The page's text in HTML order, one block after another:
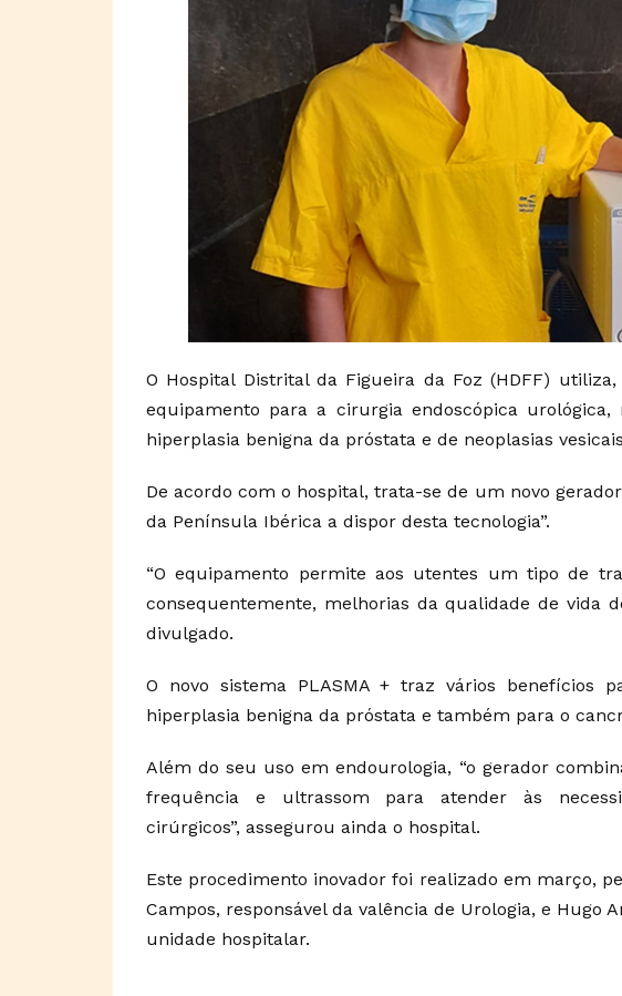
O Hospital Distrital da Figueira da Foz (HDFF)
equipamento para a cirurgia endoscópica
hiperplasia benigna da próstata e de neoplasias
De acordo com o hospital, trata-se de um novo
da Península Ibérica a dispor desta tecnologia”.
“O equipamento permite aos utentes um tipo de
consequentemente, melhorias da qualidade de vida
divulgado.
O novo sistema PLASMA + traz vários benefícios
hiperplasia benigna da próstata e também para o
Além do seu uso em endourologia, “o gerador
frequência e ultrassom para atender às
cirúrgicos”, assegurou ainda o hospital.
Este procedimento inovador foi realizado em março,
Campos, responsável da valência de Urologia, e Hugo
unidade hospitalar.